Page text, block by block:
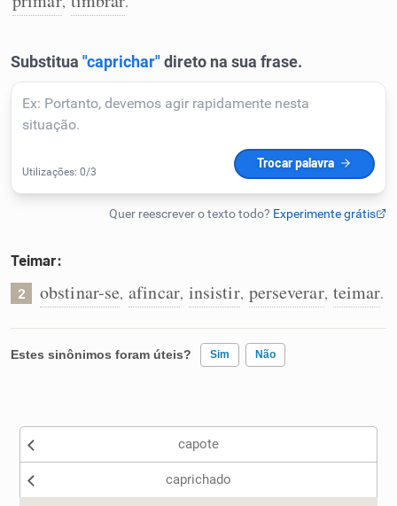
Detector de IA
Humanizador de IA
Caça-palavras
Dicionário
Teimar:
2 obstinar-se, afincar, insistir, perseverar, teimar.
Estes sinônimos foram úteis? Sim Não
Nenhum dos sinônimos apresentados me ajudou
capote
caprichado